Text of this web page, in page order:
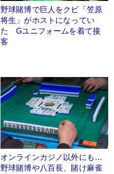
野球賭博で巨人をクビ「笠原
将生」がホストになってい
た Gユニフォームを着て接
客
オンラインカジノ以外にも…
野球賭博や八百長、賭け麻雀